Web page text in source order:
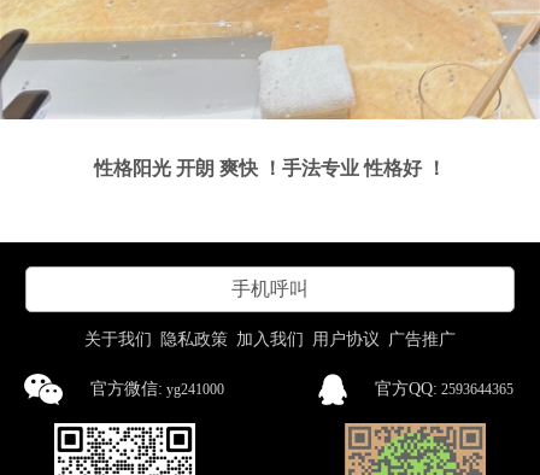
性格阳光 开朗 爽快 ！手法专业 性格好 ！
手机呼叫
关于我们 隐私政策 加入我们 用户协议 广告推广
官方微信: yg241000 官方QQ: 2593644365